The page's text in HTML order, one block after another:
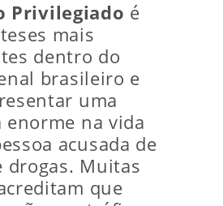
Privilegiado é
mais
dentro do
brasileiro e
uma
enorme na vida
acusada de
drogas. Muitas
que